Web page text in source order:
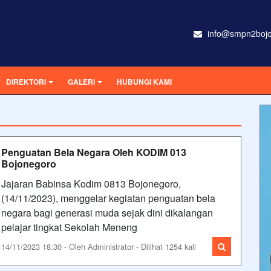
DIREKTORI GALERI HUBUNGI KAMI
Penguatan Bela Negara Oleh KODIM 013
Bojonegoro
Jajaran Babinsa Kodim 0813 Bojonegoro,
(14/11/2023), menggelar kegiatan penguatan bela
negara bagi generasi muda sejak dini dikalangan
pelajar tingkat Sekolah Meneng
14/11/2023 18:30 - Oleh Administrator - Dilihat 1254 kali